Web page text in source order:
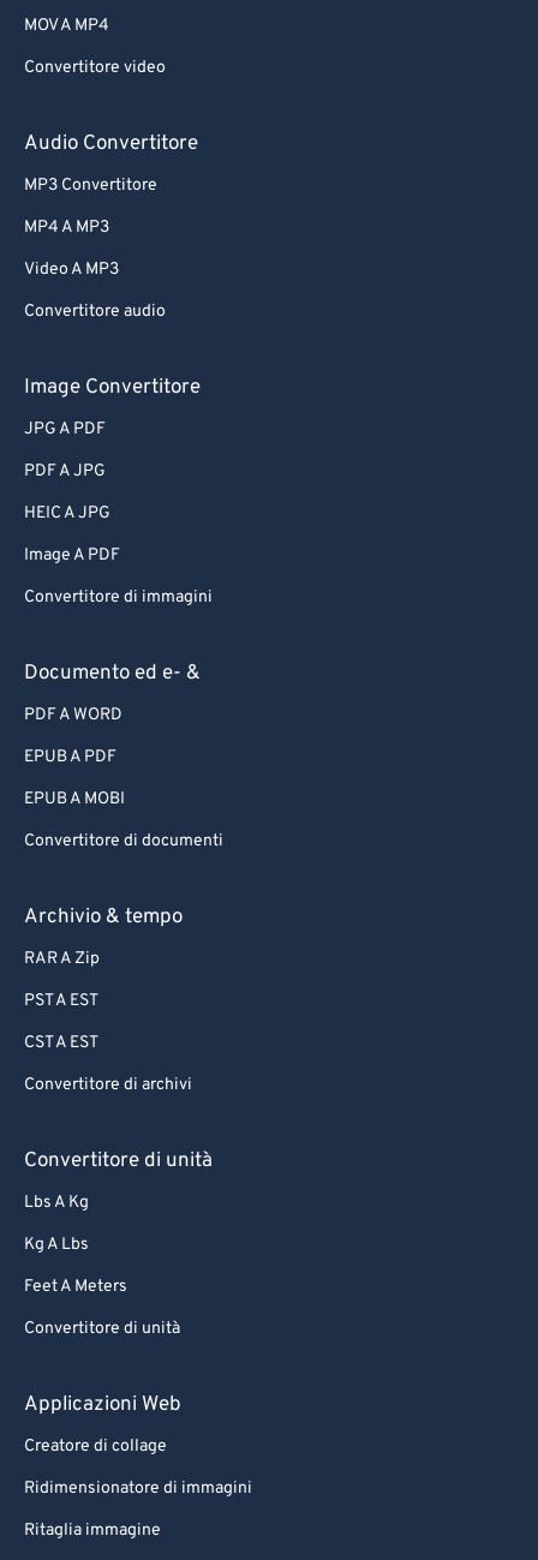
MOV A MP4
Convertitore video
Audio Convertitore
MP3 Convertitore
MP4 A MP3
Video A MP3
Convertitore audio
Image Convertitore
JPG A PDF
PDF A JPG
HEIC A JPG
Image A PDF
Convertitore di immagini
Documento ed e- &
PDF A WORD
EPUB A PDF
EPUB A MOBI
Convertitore di documenti
Archivio & tempo
RAR A Zip
PST A EST
CST A EST
Convertitore di archivi
Convertitore di unità
Lbs A Kg
Kg A Lbs
Feet A Meters
Convertitore di unità
Applicazioni Web
Creatore di collage
Ridimensionatore di immagini
Ritaglia immagine